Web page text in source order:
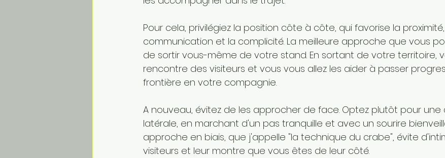
Pour cela, privilégiez la position côte à côte, qui favorise la
communication et la complicité. La meilleure approche que vous
de sortir vous-même de votre stand. En sortant de votre territoire,
rencontre des visiteurs et vous vous allez les aider à passer
frontière en votre compagnie.
A nouveau, évitez de les approcher de face. Optez plutôt pour
latérale, en marchant d'un pas tranquille et avec un sourire
approche en biais, que j'appelle "la technique du crabe", évite
visiteurs et leur montre que vous êtes de leur côté.